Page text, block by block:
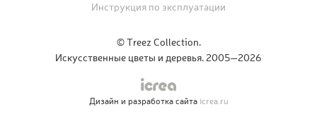
© Treez Collection.
Искусственные цветы и деревья. 2005—2026
Инструкция по эксплуатации
Дизайн и разработка сайтаicrea.ru